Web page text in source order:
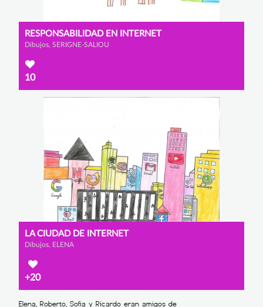
RESPONSABILIDAD EN INTERNET
Dibujos, SERIGNE-SALIOU
10
LA CIUDAD DE INTERNET
Dibujos, ELENA
+20